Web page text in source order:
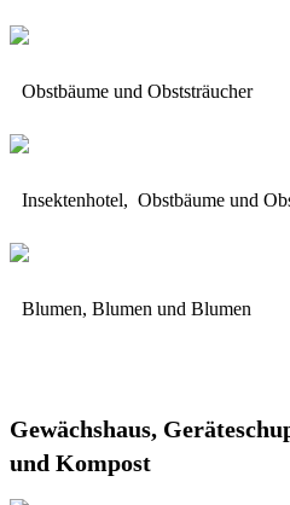
Obstbäume und Obststräucher
Insektenhotel, Obstbäume und
Blumen, Blumen und Blumen
Gewächshaus,
und Kompost